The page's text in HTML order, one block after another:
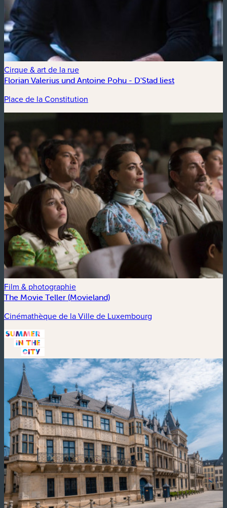
Cirque & art de la rue
Florian Valerius und Antoine Pohu - D'Stad liest
Place de la Constitution
Film & photographie
The Movie Teller (Movieland)
Cinémathèque de la Ville de Luxembourg